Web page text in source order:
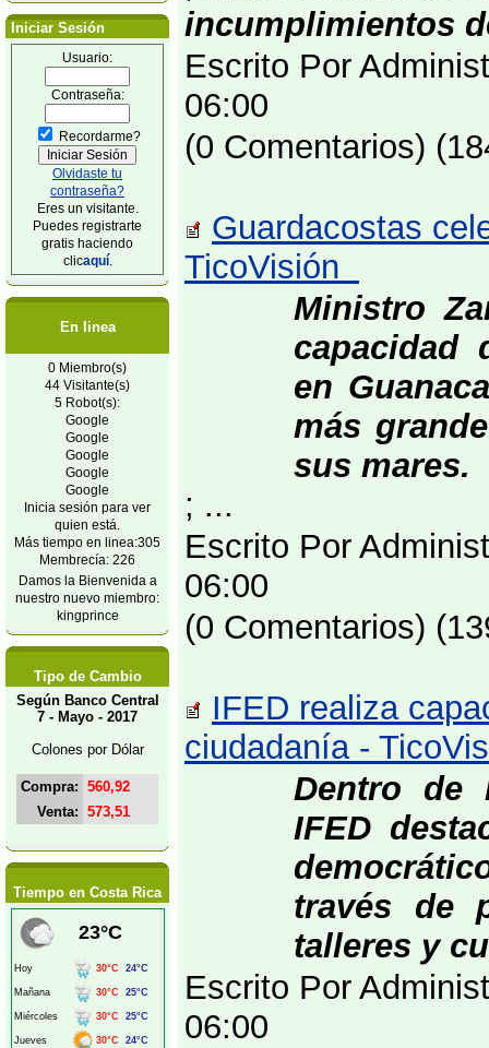
Iniciar Sesión
Usuario:
Contraseña:
Recordarme?
Olvidaste tu
contraseña?
Eres un visitante.
Puedes registrarte
gratis haciendo
clicaquí.
En linea
0 Miembro(s)
44 Visitante(s)
5 Robot(s):
Google
Google
Google
Google
Google
Inicia sesión para ver
quien está.
Más tiempo en linea:305
Membrecía: 226
Damos la Bienvenida a
nuestro nuevo miembro:
kingprince
Tipo de Cambio
Según Banco Central
7 - Mayo - 2017
Colones por Dólar
Compra: 560,92
Venta: 573,51
Tiempo en Costa Rica
incumplimientos
Escrito Por
06:00
(0 Comentarios)
Guardacostas
TicoVisión
Ministro
capacidad
en
más
sus mares.
; ...
Escrito Por
06:00
(0 Comentarios)
IFED realiza
ciudadanía -
Dentro de
IFED
través de
talleres y
Escrito Por
06:00